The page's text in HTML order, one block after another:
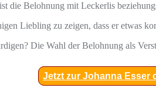
die Belohnung mit Leckerlis
Liebling zu zeigen, dass er etwas
Die Wahl der Belohnung als
Jetzt zur Johanna Esser